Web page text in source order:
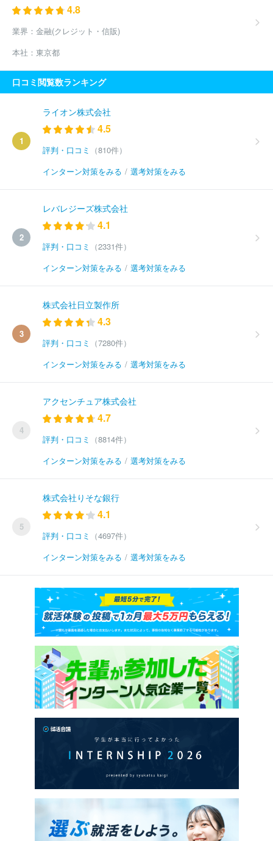
4.8
業界： 金融(クレジット・信販)
本社： 東京都
口コミ閲覧数ランキング
1
ライオン株式会社
4.5
評判・口コミ
（810件）
インターン対策をみる / 選考対策をみる
2
レバレジーズ株式会社
4.1
評判・口コミ
（2331件）
インターン対策をみる / 選考対策をみる
3
株式会社日立製作所
4.3
評判・口コミ
（7280件）
インターン対策をみる / 選考対策をみる
4
アクセンチュア株式会社
4.7
評判・口コミ
（8814件）
インターン対策をみる / 選考対策をみる
5
株式会社りそな銀行
4.1
評判・口コミ
（4697件）
インターン対策をみる / 選考対策をみる